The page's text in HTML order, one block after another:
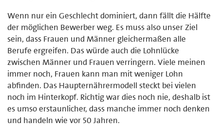
Wenn nur ein Geschlecht dominiert, dann fällt die Hälfte
der möglichen Bewerber weg. Es muss also unser Ziel
sein, dass Frauen und Männer gleichermaßen alle
Berufe ergreifen. Das würde auch die Lohnlücke
zwischen Männer und Frauen verringern. Viele meinen
immer noch, Frauen kann man mit weniger Lohn
abfinden. Das Haupternährermodell steckt bei vielen
noch im Hinterkopf. Richtig war dies noch nie, deshalb ist
es umso erstaunlicher, dass manche immer noch denken
und handeln wie vor 50 Jahren.